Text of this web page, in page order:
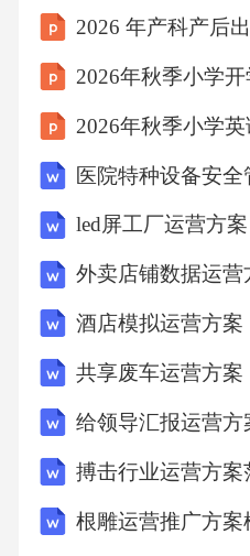
（其中光伏减排3.8万吨
吨），年碳资产收益约
测算）；电力销售收入
价）约3200万元，储能
设期环境影响及治理：
间砂石料采用封闭堆场
布，施工现场安装
低烟尘焊条，减少
粒物浓度符合《大气污
B16297-1996）二级标
经沉淀池（容积50立方
医院特种设备安全
led屏工厂运营方案
外卖店铺数据运营
酒店模拟运营方案
共享废车运营方案
给领导汇报运营方
搏击行业运营方案
根雕运营推广方案